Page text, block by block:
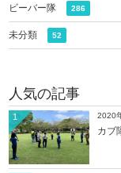
ビーバー隊 286
未分類 52
人気の記事
2020
カブ
1